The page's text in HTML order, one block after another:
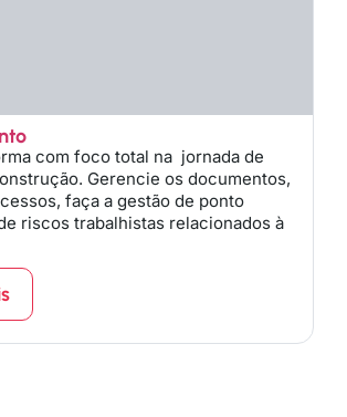
com foco total na jornada de
Gerencie os documentos,
faça a gestão de ponto
riscos trabalhistas relacionados à